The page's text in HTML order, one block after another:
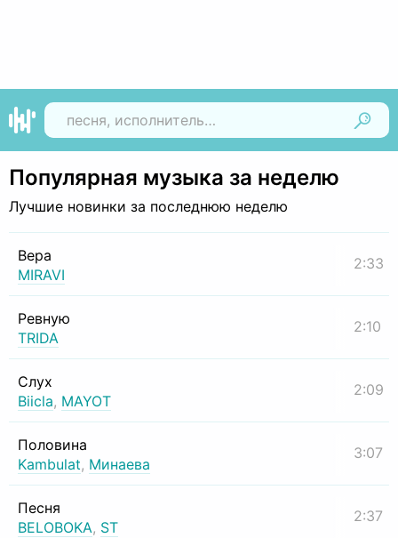
Популярная музыка за неделю
Лучшие новинки за последнюю неделю
Вера
MIRAVI
2:33
Ревную
TRIDA
2:10
Слух
Biicla, MAYOT
2:09
Половина
Kambulat, Минаева
3:07
Песня
BELOBOKA, ST
2:37